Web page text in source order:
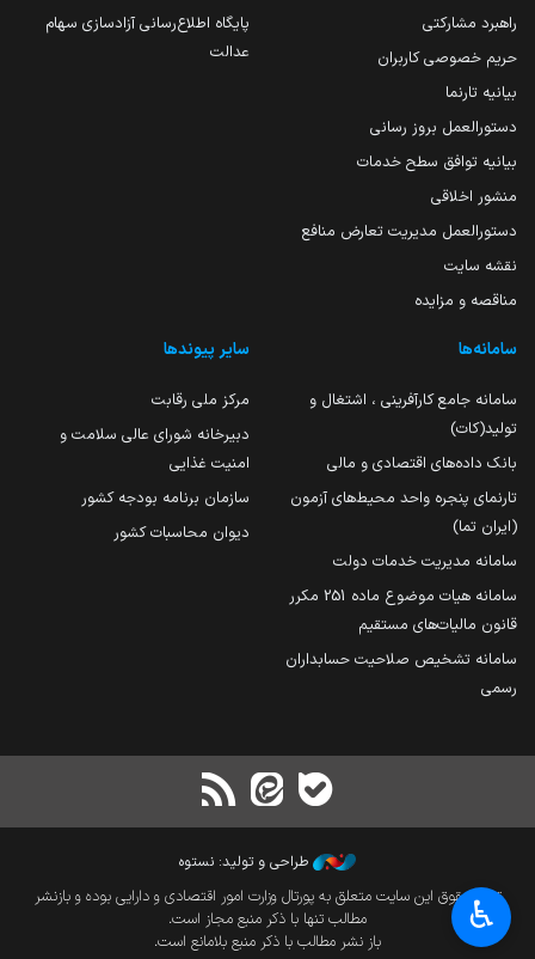
راهبرد مشارکتی
حریم خصوصی کاربران
بیانیه تارنما
دستورالعمل بروز رسانی
بیانیه توافق سطح خدمات
منشور اخلاقی
دستورالعمل مدیریت تعارض منافع
نقشه سایت
مناقصه و مزایده
پایگاه اطلاع‌رسانی آزادسازی سهام
عدالت
سامانه‌ها
سامانه جامع کارآفرینی ، اشتغال و
تولید(کات)
بانک داده‌های اقتصادی و مالی
تارنمای پنجره واحد محیط‌های آزمون
(ایران تما)
سامانه مدیریت خدمات دولت
سامانه هیات موضوع ماده 251 مکرر
قانون مالیات‌های مستقیم
سامانه تشخیص صلاحیت حسابداران
رسمی
سایر پیوندها
مرکز ملی رقابت
دبیرخانه شورای عالی سلامت و
امنیت غذایی
سازمان برنامه بودجه کشور
دیوان محاسبات کشور
طراحی و تولید: نستوه
تمام حقوق این سایت متعلق به پورتال وزارت امور اقتصادی و دارایی بوده و بازنشر
مطالب تنها با ذکر منبع مجاز است.
باز نشر مطالب با ذکر منبع بلامانع است.
♿︎